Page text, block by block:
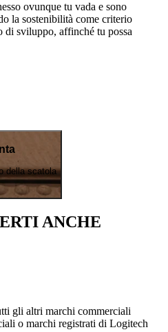
ovunque tu vada e sono
la sostenibilità come criterio
di sviluppo, affinché tu possa
della scatola
ANCHE
gli altri marchi commerciali
o marchi registrati di Logitech